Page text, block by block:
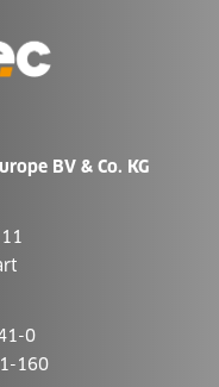
BV & Co. KG
0
160